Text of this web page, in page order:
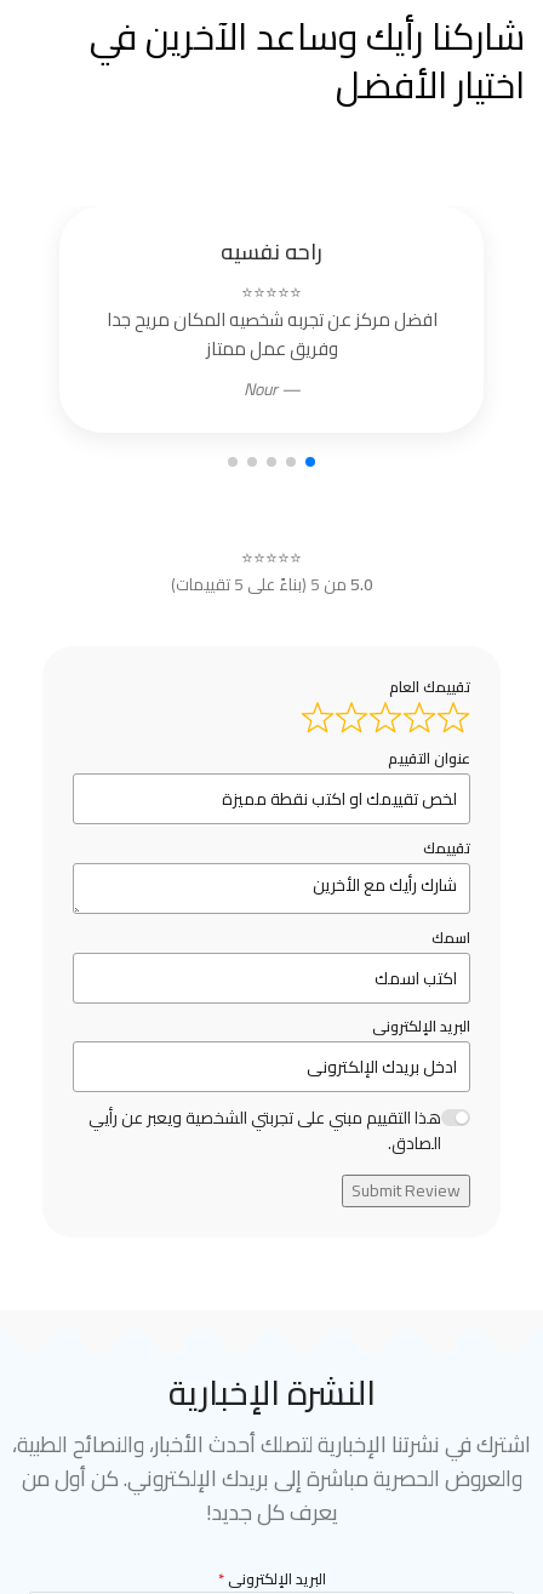
شاركنا رأيك وساعد الآخرين في
اختيار الأفضل
راحه نفسيه
⭐⭐⭐⭐⭐
افضل مركز عن تجربه شخصيه المكان مريح جدا
وفريق عمل ممتاز
— Nour
⭐⭐⭐⭐⭐
5.0من 5 (بناءً على 5 تقييمات)
تقييمك العام
عنوان التقييم
تقييمك
اسمك
البريد الإلكترونى
هذا التقييم مبني على تجربتي الشخصية ويعبر عن رأيي
الصادق.
Submit Review
النشرة الإخبارية
اشترك في نشرتنا الإخبارية لتصلك أحدث الأخبار، والنصائح الطبية،
والعروض الحصرية مباشرة إلى بريدك الإلكتروني. كن أول من
يعرف كل جديد!
البريد الإلكترونى*